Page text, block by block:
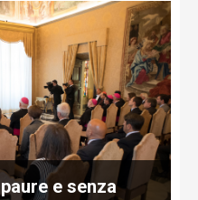
e senza